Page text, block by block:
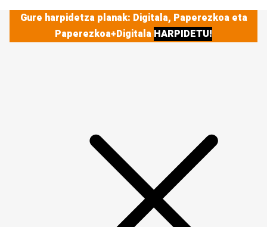
Gure harpidetza planak: Digitala, Paperezkoa eta
Paperezkoa+Digitala HARPIDETU!